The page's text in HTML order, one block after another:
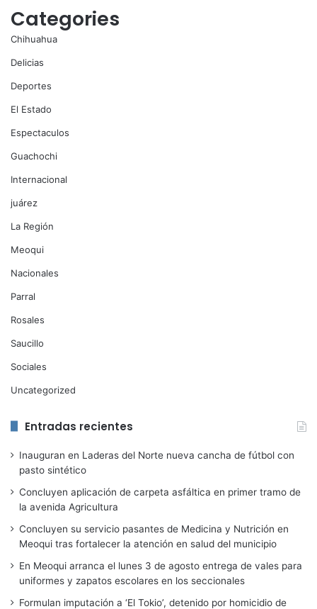
Categories
Chihuahua
Delicias
Deportes
El Estado
Espectaculos
Guachochi
Internacional
juárez
La Región
Meoqui
Nacionales
Parral
Rosales
Saucillo
Sociales
Uncategorized
Entradas recientes
Inauguran en Laderas del Norte nueva cancha de fútbol con
pasto sintético
Concluyen aplicación de carpeta asfáltica en primer tramo de
la avenida Agricultura
Concluyen su servicio pasantes de Medicina y Nutrición en
Meoqui tras fortalecer la atención en salud del municipio
En Meoqui arranca el lunes 3 de agosto entrega de vales para
uniformes y zapatos escolares en los seccionales
Formulan imputación a ‘El Tokio’, detenido por homicidio de